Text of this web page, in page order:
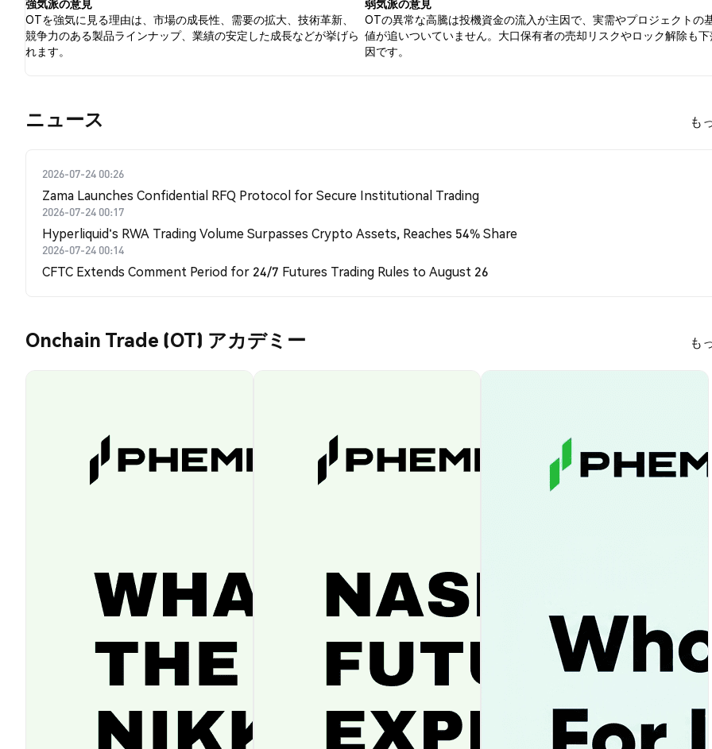
強気派の意見
OTを強気に見る理由は、市場の成長性、需要の拡大、技術革新、
競争力のある製品ラインナップ、業績の安定した成長などが挙げら
れます。
弱気派の意見
OTの異常な高騰は投機資金の流入が主因で、実需やプロジェクトの
値が追いついていません。大口保有者の売却リスクやロック解除も下
因です。
​​ニュース​​ も
2026-07-24 00:26
Zama Launches Confidential RFQ Protocol for Secure Institutional Trading
2026-07-24 00:17
Hyperliquid's RWA Trading Volume Surpasses Crypto Assets, Reaches 54% Share
2026-07-24 00:14
CFTC Extends Comment Period for 24/7 Futures Trading Rules to August 26
Onchain Trade (OT) アカデミー も